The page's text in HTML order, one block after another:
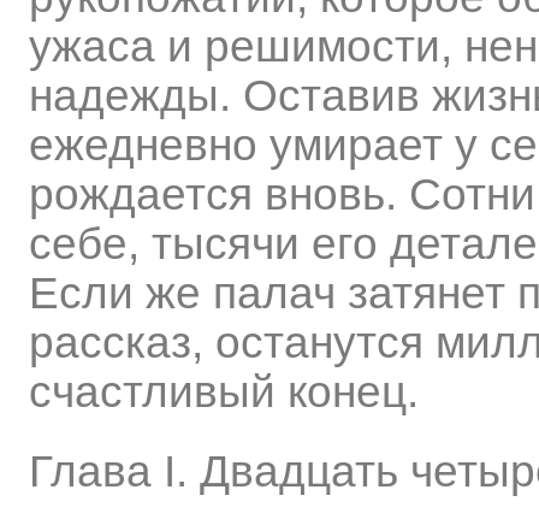
ужаса и решимости,
надежды. Оставив
ежедневно умирает у
рождается вновь.
себе, тысячи его
Если же палач затянет
рассказ, останутся
счастливый конец.
Глава I. Двадцать